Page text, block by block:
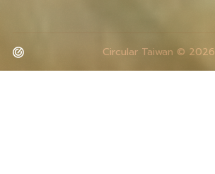
Circular Taiwan © 2026